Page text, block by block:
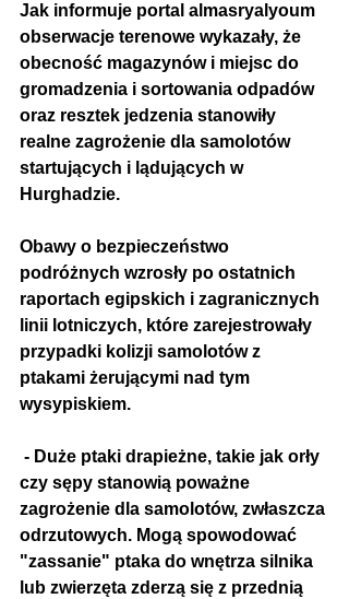
Jak informuje portal almasryalyoum
obserwacje terenowe wykazały, że
obecność magazynów i miejsc do
gromadzenia i sortowania odpadów
oraz resztek jedzenia stanowiły
realne zagrożenie dla samolotów
startujących i lądujących w
Hurghadzie.
Obawy o bezpieczeństwo
podróżnych wzrosły po ostatnich
raportach egipskich i zagranicznych
linii lotniczych, które zarejestrowały
przypadki kolizji samolotów z
ptakami żerującymi nad tym
wysypiskiem.
czy sępy stanowią poważne
zagrożenie dla samolotów, zwłaszcza
odrzutowych. Mogą spowodować
"zassanie" ptaka do wnętrza silnika
lub zwierzęta zderzą się z przednią